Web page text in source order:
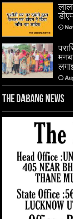
The Dabang News